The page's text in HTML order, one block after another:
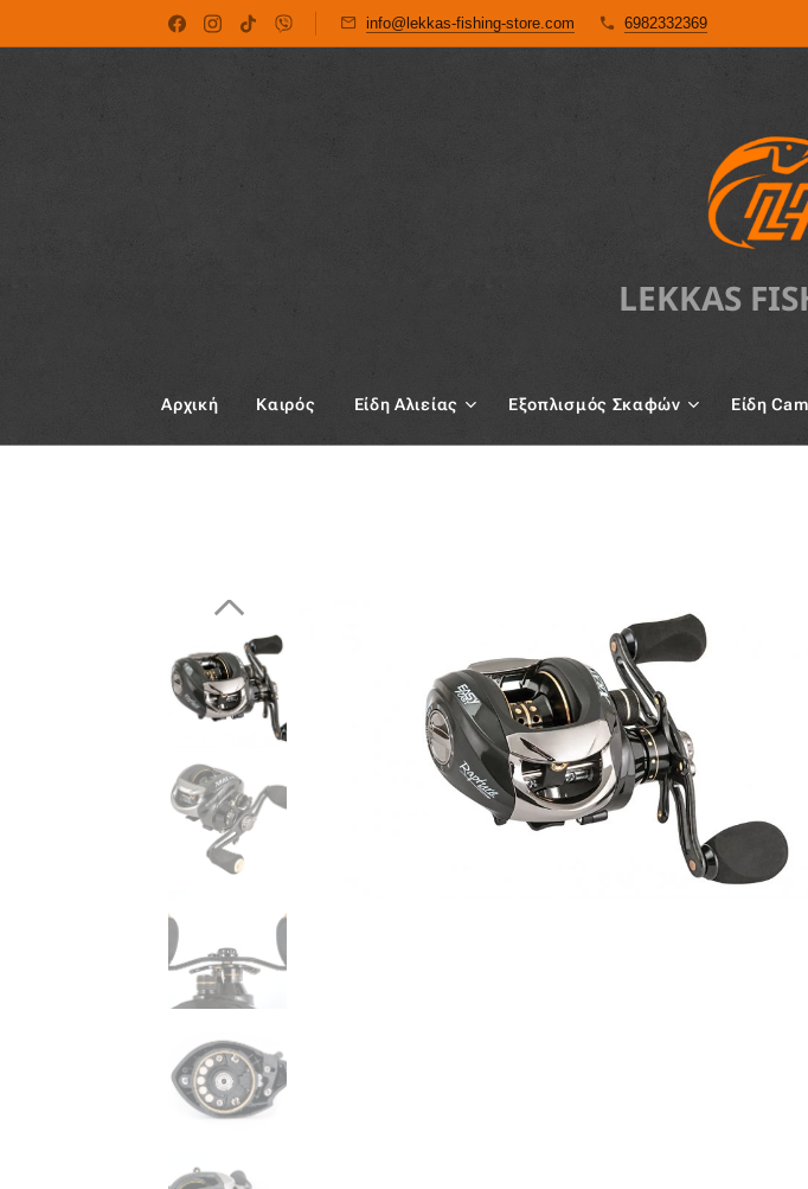
info@lekkas-fishing-store.com 6982332369
LEKKAS
Αρχική Καιρός Είδη Αλιείας Εξoπλισμός Σκαφών Είδη